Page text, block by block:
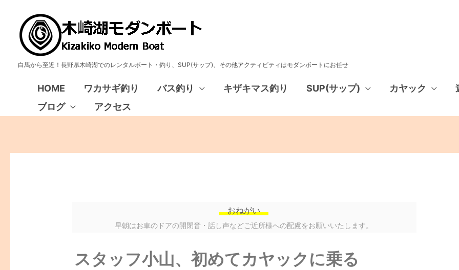
白馬から至近！長野県木崎湖でのレンタルボート・釣り、SUP(サップ)、その他アクティビティはモダンボートにお任せ
HOME ワカサギ釣り バス釣り キザキマス釣り SUP(サップ) カヤック
ブログ
アクセス
おねがい
早朝はお車のドアの開閉音・話し声などご近所様への配慮をお願いいたします。
スタッフ小山、初めてカヤックに乗る